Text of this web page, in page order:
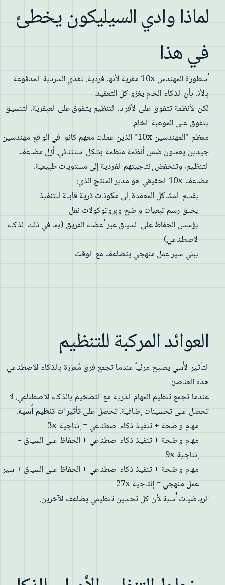
لماذا وادي السيليكون يخطئ
في هذا
أسطورة المهندس 10x مغرية لأنها فردية. تغذي السردية المدفوعة
بالأنا بأن الذكاء الخام يغزو كل التعقيد.
لكن الأنظمة تتفوق على الأفراد. التنظيم يتفوق على العبقرية. التنسيق
يتفوق على الموهبة الخام.
معظم "المهندسين 10x" الذين عملت معهم كانوا في الواقع مهندسين
جيدين يعملون ضمن أنظمة منظمة بشكل استثنائي. أزل مضاعف
التنظيم، وتنخفض إنتاجيتهم الفردية إلى مستويات طبيعية.
مضاعف 10x الحقيقي هو مدير المنتج الذي:
يقسم المشاكل المعقدة إلى مكونات ذرية قابلة للتنفيذ
يخلق رسم تبعيات واضح وبروتوكولات نقل
يؤسس الحفاظ على السياق عبر أعضاء الفريق (بما في ذلك الذكاء
الاصطناعي)
يبني سير عمل منهجي يتضاعف مع الوقت
العوائد المركبة للتنظيم
التأثير الأُسي يصبح مرئياً عندما تجمع فرق مُعززة بالذكاء الاصطناعي
هذه العناصر:
عندما تجمع تنظيم المهام الذرية مع التضخيم بالذكاء الاصطناعي، لا
تحصل على تحسينات إضافية. تحصل علىتأثيرات تنظيم أُسية.
مهام واضحة + تنفيذ ذكاء اصطناعي = إنتاجية 3x
مهام واضحة + تنفيذ ذكاء اصطناعي + الحفاظ على السياق =
إنتاجية 9x
مهام واضحة + تنفيذ ذكاء اصطناعي + الحفاظ على السياق + سير
عمل منهجي = إنتاجية 27x
الرياضيات أُسية لأن كل تحسين تنظيمي يضاعف الآخرين.